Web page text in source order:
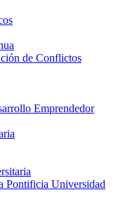
de Conflictos
Emprendedor
Pontificia Universidad